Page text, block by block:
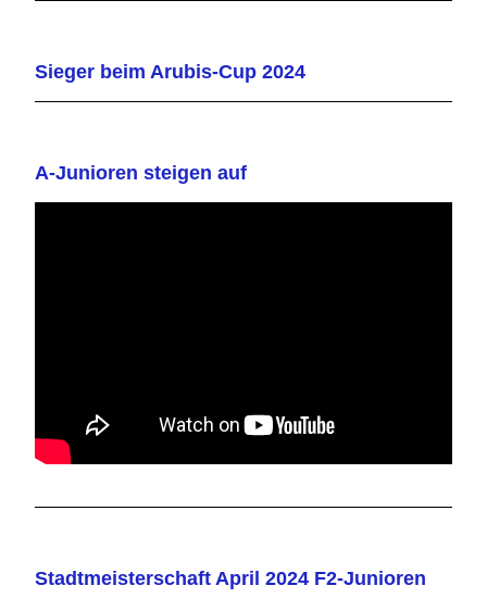
Sieger beim Arubis-Cup 2024
A-Junioren steigen auf
Stadtmeisterschaft April 2024 F2-Junioren